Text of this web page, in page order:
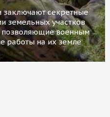
секретные
земельных участков
позволяющие военным
работы на их земле